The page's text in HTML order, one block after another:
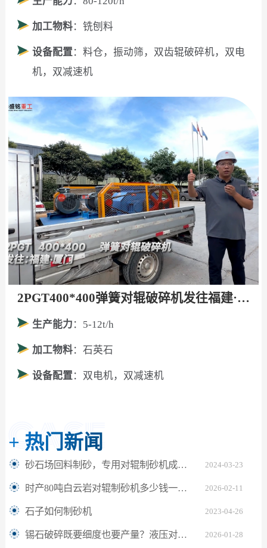
加工物料：铣刨料
设备配置：料仓，振动筛，双齿辊破碎机，双电
机，双减速机
2PGT400*400弹簧对辊破碎机发往福建·厦门！
生产能力 ：5-12t/h
加工物料：石英石
设备配置：双电机，双减速机
+ 热门新闻
2024-03-23
砂石场回料制砂，专用对辊制砂机成砂效率高？
2026-02-11
时产80吨白云岩对辊制砂机多少钱一台？
2023-04-26
石子如何制砂机
2026-01-28
锡石破碎既要细度也要产量？液压对辊制砂机的破局之道